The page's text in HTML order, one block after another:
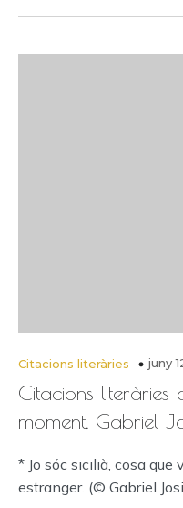
Citacions literàries juny
Citacions literàries
moment, Gabriel
* Jo sóc sicilià, cosa que
estranger. (© Gabriel